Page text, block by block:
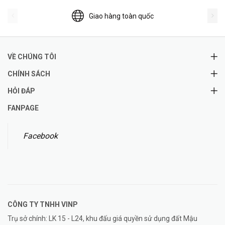
Giao hàng toàn quốc
VỀ CHÚNG TÔI
CHÍNH SÁCH
HỎI ĐÁP
FANPAGE
Facebook
CÔNG TY TNHH VINP
Trụ sở chính: LK 15 - L24, khu đấu giá quyền sử dụng đất Mậu